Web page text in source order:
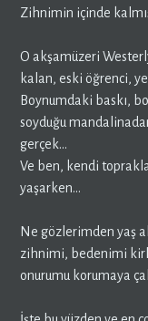
Zihnimin içinde kalmış
O akşamüzeri
kalan, eski öğrenci,
Boynumdaki baskı,
soyduğu
gerçek…
Ve ben, kendi
yaşarken…
Ne gözlerimden yaş
zihnimi, bedenimi
onurumu korumaya